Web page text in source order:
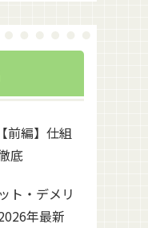
前編】仕組
底
ト・デメリ
年最新